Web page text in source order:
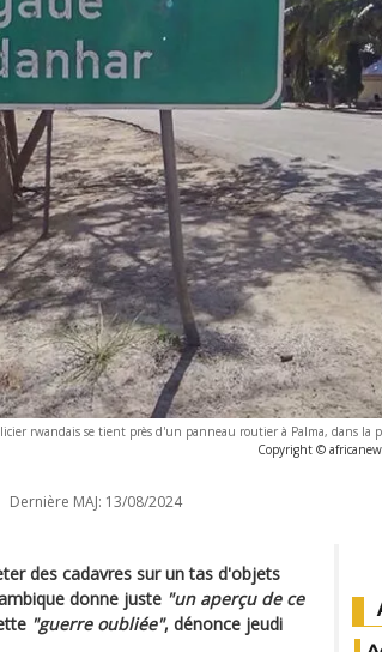
rwandais se tient près d'un panneau routier à Palma, dans la
Copyright ©
Dernière MAJ: 13/08/2024
des cadavres sur un tas d'objets
donne juste "un aperçu de ce
"guerre oubliée", dénonce jeudi